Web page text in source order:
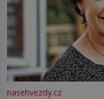
nasehvezdy.cz